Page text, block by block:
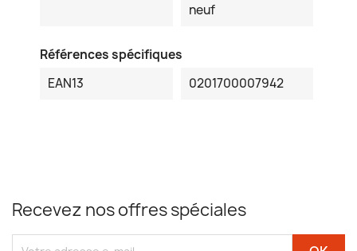
neuf
Références spécifiques
EAN13
0201700007942
Recevez nos offres spéciales